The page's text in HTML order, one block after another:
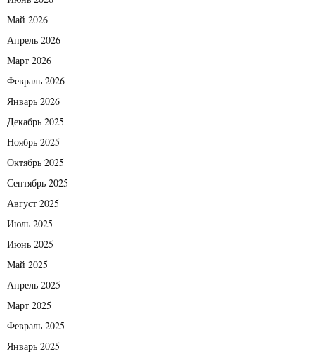
Май 2026
Апрель 2026
Март 2026
Февраль 2026
Январь 2026
Декабрь 2025
Ноябрь 2025
Октябрь 2025
Сентябрь 2025
Август 2025
Июль 2025
Июнь 2025
Май 2025
Апрель 2025
Март 2025
Февраль 2025
Январь 2025